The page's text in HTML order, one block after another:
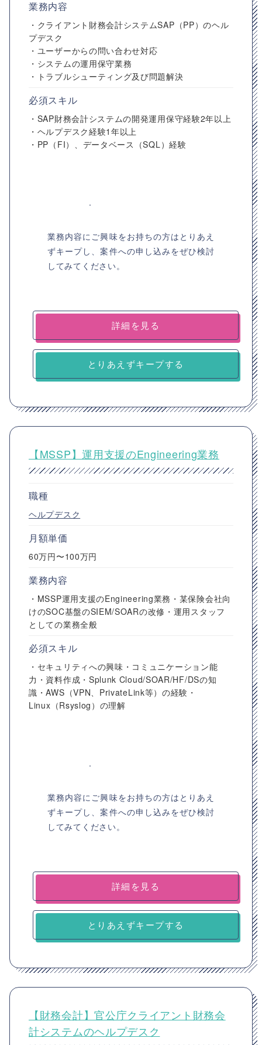
業務内容
・クライアント財務会計システムSAP（PP）のヘル
プデスク
・ユーザーからの問い合わせ対応
・システムの運用保守業務
・トラブルシューティング及び問題解決
必須スキル
・SAP財務会計システムの開発運用保守経験2年以上
・ヘルプデスク経験1年以上
・PP（FI）、データベース（SQL）経験
業務内容にご興味をお持ちの方はとりあえ
ずキープし、案件への申し込みをぜひ検討
してみてください。
詳細を見る
とりあえずキープする
【MSSP】運用支援のEngineering業務
職種
ヘルプデスク
月額単価
60万円〜100万円
業務内容
・MSSP運用支援のEngineering業務・某保険会社向
けのSOC基盤のSIEM/SOARの改修・運用スタッフ
としての業務全般
必須スキル
・セキュリティへの興味・コミュニケーション能
力・資料作成・Splunk Cloud/SOAR/HF/DSの知
識・AWS（VPN、PrivateLink等）の経験・
Linux（Rsyslog）の理解
業務内容にご興味をお持ちの方はとりあえ
ずキープし、案件への申し込みをぜひ検討
してみてください。
詳細を見る
とりあえずキープする
【財務会計】官公庁クライアント財務会
計システムのヘルプデスク